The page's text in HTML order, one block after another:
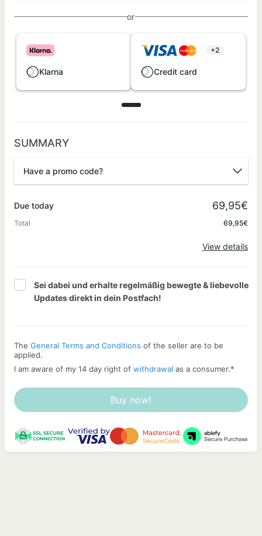
or
Klarna
+2
Credit card
SUMMARY
Have a promo code?
Due today 69,95€
Total 69,95€
View details
Sei dabei und erhalte regelmäßig bewegte & liebevolle
Updates direkt in dein Postfach!
The General Terms and Conditions of the seller are to be
applied.
I am aware of my 14 day right of withdrawal as a consumer.*
Buy now!